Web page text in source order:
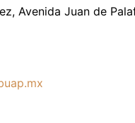
Avenida Juan de